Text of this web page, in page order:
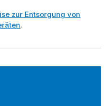
zur Entsorgung von
.